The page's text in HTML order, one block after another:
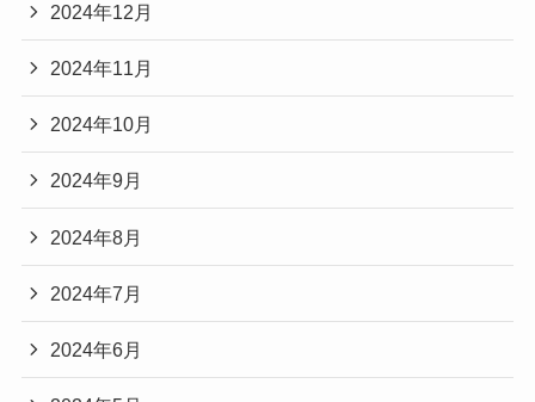
2024年12月
2024年11月
2024年10月
2024年9月
2024年8月
2024年7月
2024年6月